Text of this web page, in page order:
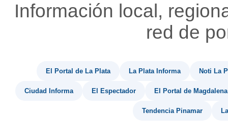
Información local,
red de
El Portal de La Plata La Plata Informa Noti La
Ciudad Informa El Espectador El Portal de Magdalena
Tendencia Pinamar